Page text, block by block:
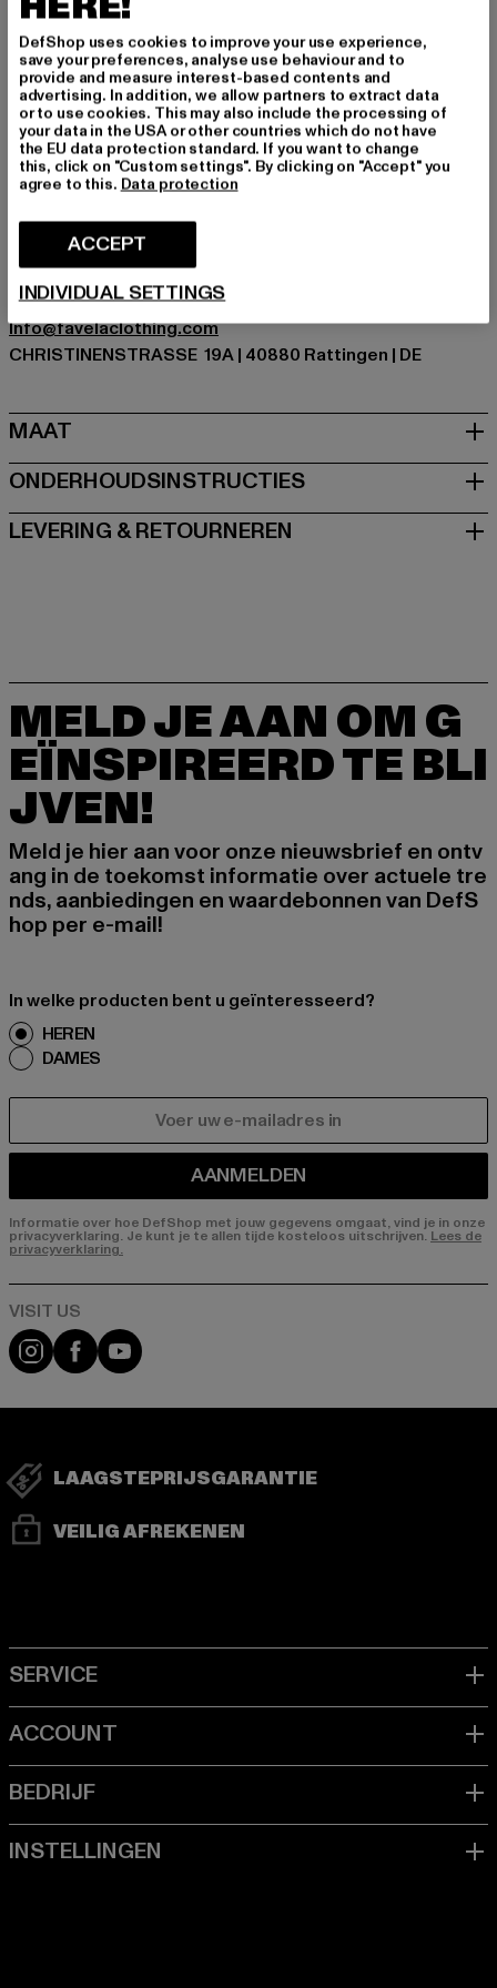
Gelegenheid: Alledaags, Comfortabel, Chillen, Vrije tijd
Details: Merklogo
Cut: Regelmatig
Merk: Favela
Kategori: T-Shirts
Kleur: weiß
Kleur fabrikant: black
Materiële samenstelling: 100% Katoen
Art.Nr: FAV-Q226-CTBT-113-00007
Fabrikant: AD Distribution GmbH |
Info@favelaclothing.com
CHRISTINENSTRASSE 19A | 40880 Rattingen | DE
MAAT
ONDERHOUDSINSTRUCTIES
LEVERING & RETOURNEREN
MELD JE AAN OM G
EÏNSPIREERD TE BLI
JVEN!
Meld je hier aan voor onze nieuwsbrief en ontv
ang in de toekomst informatie over actuele tre
nds, aanbiedingen en waardebonnen van DefS
hop per e-mail!
In welke producten bent u geïnteresseerd?
HEREN
DAMES
AANMELDEN
Informatie over hoe DefShop met jouw gegevens omgaat, vind je in onze
privacyverklaring. Je kunt je te allen tijde kosteloos uitschrijven. Lees de
privacyverklaring.
Visit our Instagram page:
Visit our Facebook page:
Visit our YouTube channel:
LAAGSTEPRIJSGARANTIE
VEILIG AFREKENEN
DefShop uses cookies to improve your use experience,
save your preferences, analyse use behaviour and to
provide and measure interest-based contents and
advertising. In addition, we allow partners to extract data
or to use cookies. This may also include the processing of
your data in the USA or other countries which do not have
the EU data protection standard. If you want to change
this, click on "Custom settings". By clicking on "Accept" you
agree to this. Data protection
ACCEPT
INDIVIDUAL SETTINGS